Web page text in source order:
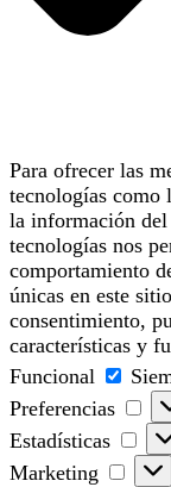
Para ofrecer las
tecnologías como
la información
tecnologías nos
comportamiento
únicas en este
consentimiento,
características y
Funcional
Preferencias
Estadísticas
Marketing